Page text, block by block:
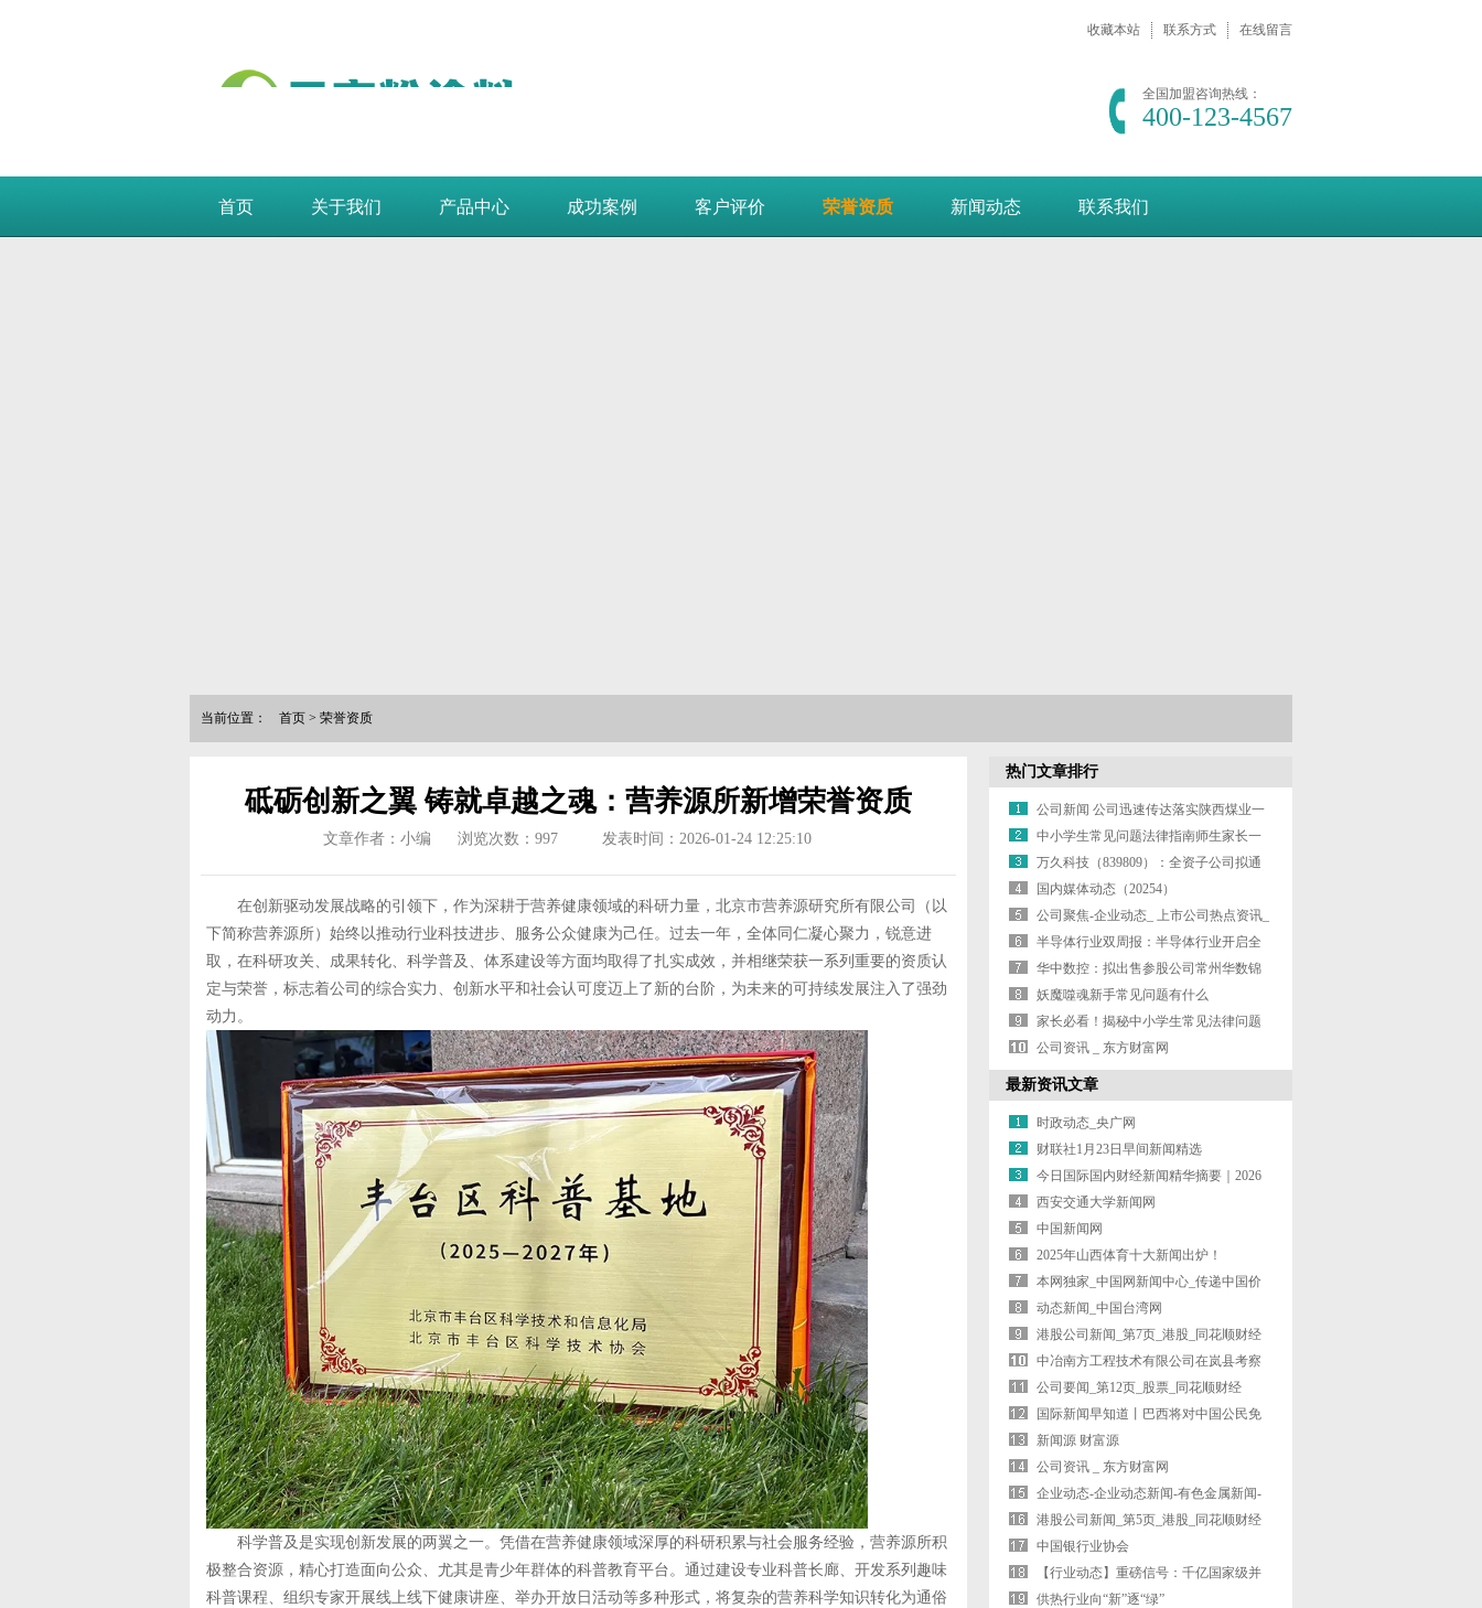
收藏本站 联系方式 在线留言
全国加盟咨询热线：
400-123-4567
首页 关于我们 产品中心 成功案例 客户评价 荣誉资质 新闻动态 联系我们
当前位置： 首页 > 荣誉资质
砥砺创新之翼 铸就卓越之魂：营养源所新增荣誉资质
文章作者：小编 浏览次数： 997 发表时间：2026-01-24 12:25:10
在创新驱动发展战略的引领下，作为深耕于营养健康领域的科研力量，北京市营养源研究所有限公司（以
下简称营养源所）始终以推动行业科技进步、服务公众健康为己任。过去一年，全体同仁凝心聚力，锐意进
取，在科研攻关、成果转化、科学普及、体系建设等方面均取得了扎实成效，并相继荣获一系列重要的资质认
定与荣誉，标志着公司的综合实力、创新水平和社会认可度迈上了新的台阶，为未来的可持续发展注入了强劲
动力。
科学普及是实现创新发展的两翼之一。凭借在营养健康领域深厚的科研积累与社会服务经验，营养源所积
极整合资源，精心打造面向公众、尤其是青少年群体的科普教育平台。通过建设专业科普长廊、开发系列趣味
科普课程、组织专家开展线上线下健康讲座、举办开放日活动等多种形式，将复杂的营养科学知识转化为通俗
热门文章排行
公司新闻 公司迅速传达落实陕西煤业一
季度
中小学生常见问题法律指南师生家长一
起看
万久科技（839809）：全资子公司拟通
国内媒体动态（20254）
公司聚焦-企业动态_ 上市公司热点资讯_
半导体行业双周报：半导体行业开启全
面涨价
华中数控：拟出售参股公司常州华数锦
明智能
妖魔噬魂新手常见问题有什么
家长必看！揭秘中小学生常见法律问题
及解决
公司资讯 _ 东方财富网
最新资讯文章
时政动态_央广网
财联社1月23日早间新闻精选
今日国际国内财经新闻精华摘要｜2026
年
西安交通大学新闻网
中国新闻网
2025年山西体育十大新闻出炉！
本网独家_中国网新闻中心_传递中国价
值
动态新闻_中国台湾网
港股公司新闻_第7页_港股_同花顺财经
中冶南方工程技术有限公司在岚县考察
调研并
公司要闻_第12页_股票_同花顺财经
国际新闻早知道丨巴西将对中国公民免
签 高
新闻源 财富源
公司资讯 _ 东方财富网
企业动态-企业动态新闻-有色金属新闻-
中
港股公司新闻_第5页_港股_同花顺财经
中国银行业协会
【行业动态】重磅信号：千亿国家级并
购基金
供热行业向“新”逐“绿”